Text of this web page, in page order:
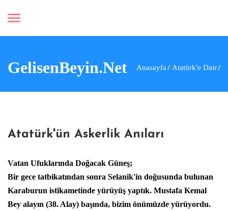
GelisenBeyin.Net Anasayfa Atatürk'e Dair
Atatürk'ün Askerlik Anıları
Vatan Ufuklarında Doğacak Güneş;
Bir gece tatbikatından sonra Selanik'in doğusunda bulunan
Karaburun istikametinde yürüyüş yaptık. Mustafa Kemal
Bey alayın (38. Alay) başında, bizim önümüzde yürüyordu.